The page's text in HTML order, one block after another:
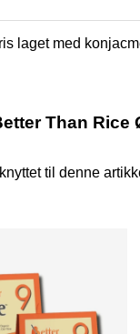
laget med
Than Rice
til denne